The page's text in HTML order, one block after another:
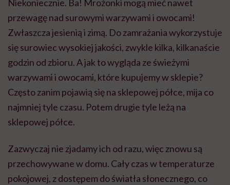
Niekoniecznie. Ba! Mrożonki mogą mieć nawet
przewagę nad surowymi warzywami i owocami!
Zwłaszcza jesienią i zimą. Do zamrażania wykorzystuje
się surowiec wysokiej jakości, zwykle kilka, kilkanaście
godzin od zbioru. A jak to wygląda ze świeżymi
warzywami i owocami, które kupujemy w sklepie?
Często zanim pojawią się na sklepowej półce, mija co
najmniej tyle czasu. Potem drugie tyle leżą na
sklepowej półce.
Zazwyczaj nie zjadamy ich od razu, więc znowu są
przechowywane w domu. Cały czas w temperaturze
pokojowej, z dostępem do światła słonecznego, co